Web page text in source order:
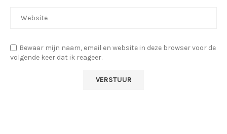
Bewaar mijn naam, email en website in deze browser voor de
volgende keer dat ik reageer.